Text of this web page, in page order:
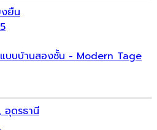
งยืน
แบบบ้านสองชั้น - Modern Tage
อุดรธานี